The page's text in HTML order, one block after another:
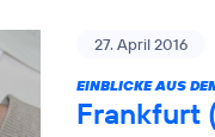
27. April 2016
EINBLICKE AUS
Frankfurt